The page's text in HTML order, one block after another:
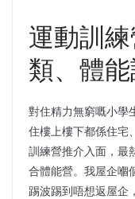
運動訓
類、體
對住精力無窮嘅小學
住樓上樓下都係住宅
訓練營推介入面，最
合體能營。我屋企嗰
踢波踢到唔想返屋企